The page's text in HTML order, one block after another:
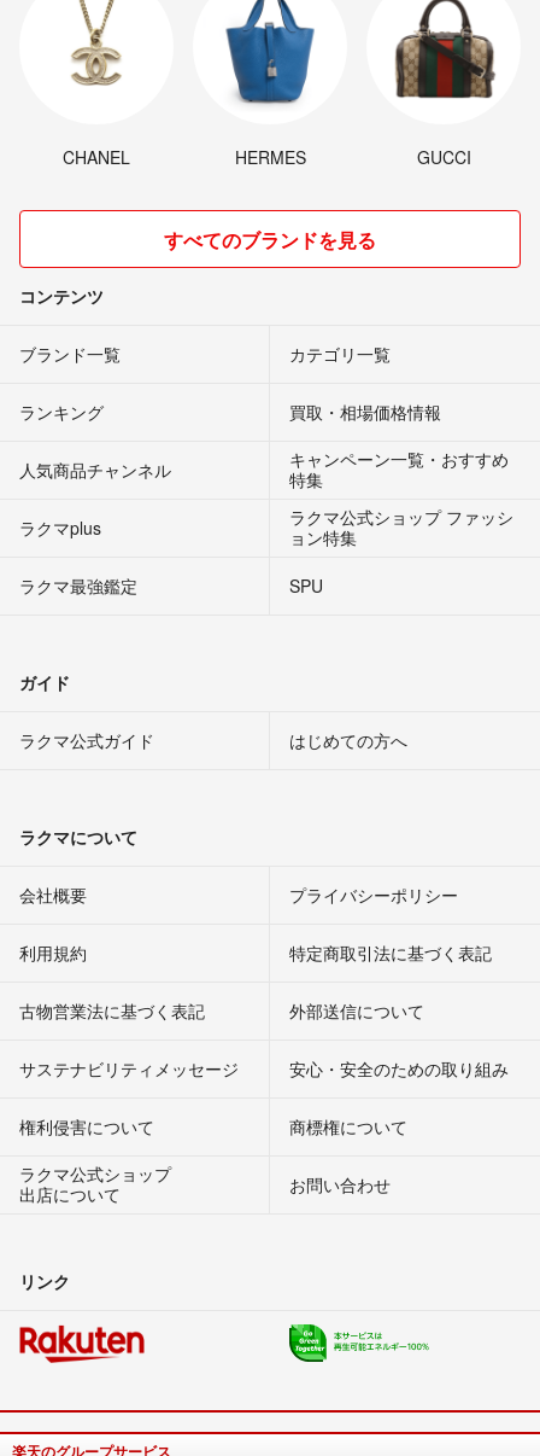
CHANEL HERMES GUCCI
すべてのブランドを見る
コンテンツ
ブランド一覧 カテゴリ一覧
ランキング 買取・相場価格情報
人気商品チャンネル
キャンペーン一覧・おすすめ
特集
ラクマplus
ラクマ公式ショップ ファッシ
ョン特集
ラクマ最強鑑定
SPU
ガイド
ラクマ公式ガイド はじめての方へ
ラクマについて
会社概要 プライバシーポリシー
利用規約 特定商取引法に基づく表記
古物営業法に基づく表記 外部送信について
サステナビリティメッセージ 安心・安全のための取り組み
権利侵害について
商標権について
ラクマ公式ショップ
出店について
お問い合わせ
リンク
楽天のグループサービス